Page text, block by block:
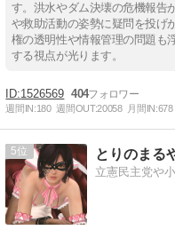
す。洪水やダム決壊の危機報告
や救助活動の姿勢に疑問を投げ
権の透明性や情報管理の問題も
する視点が光ります。
1526569 404
週間IN:180 週間OUT:20058 月間IN:678
5 とりのまる
立憲民主党や